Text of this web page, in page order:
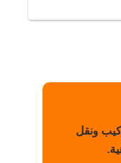
ونقل